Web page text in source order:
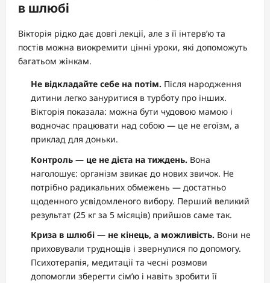
в шлюбі
Вікторія рідко дає довгі лекції, але з її інтерв’ю та
постів можна виокремити цінні уроки, які допоможуть
багатьом жінкам.
Не відкладайте себе на потім. Після народження
дитини легко зануритися в турботу про інших.
Вікторія показала: можна бути чудовою мамою і
водночас працювати над собою — це не егоїзм, а
приклад для доньки.
Контроль — це не дієта на тиждень. Вона
наголошує: організм звикає до нових звичок. Не
потрібно радикальних обмежень — достатньо
щоденного усвідомленого вибору. Перший великий
результат (25 кг за 5 місяців) прийшов саме так.
Криза в шлюбі — не кінець, а можливість. Вони не
приховували труднощів і звернулися по допомогу.
Психотерапія, медитації та чесні розмови
допомогли зберегти сім’ю і навіть зробити її